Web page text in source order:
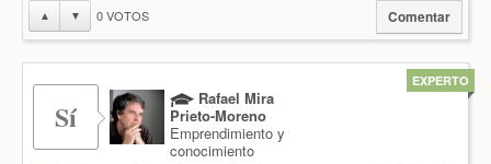
▲ ▼ 0VOTOS Comentar
Sí
Rafael Mira
Prieto-Moreno
Emprendimiento y
conocimiento
EXPERTO